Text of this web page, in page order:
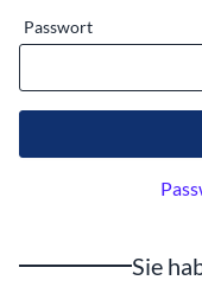
Passwort
Sie